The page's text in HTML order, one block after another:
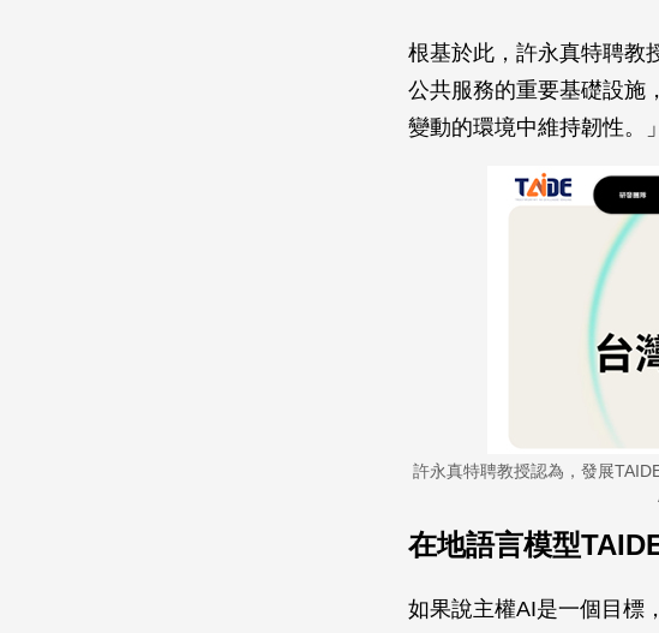
根基於此，許永真特聘教
公共服務的重要基礎設施
變動的環境中維持韌性。」
許永真特聘教授認為，發展
在地語言模型
如果說主權AI是一個目標